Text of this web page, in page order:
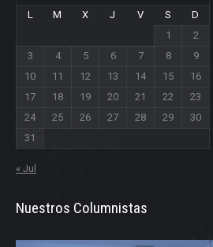
L
M X J V S
D
1
2
3
4 5 6 7 8
9
10
11 12 13 14 15
16
17
18 19 20 21 22
23
24
25 26 27 28 29
30
31
« Jul
Nuestros Columnistas